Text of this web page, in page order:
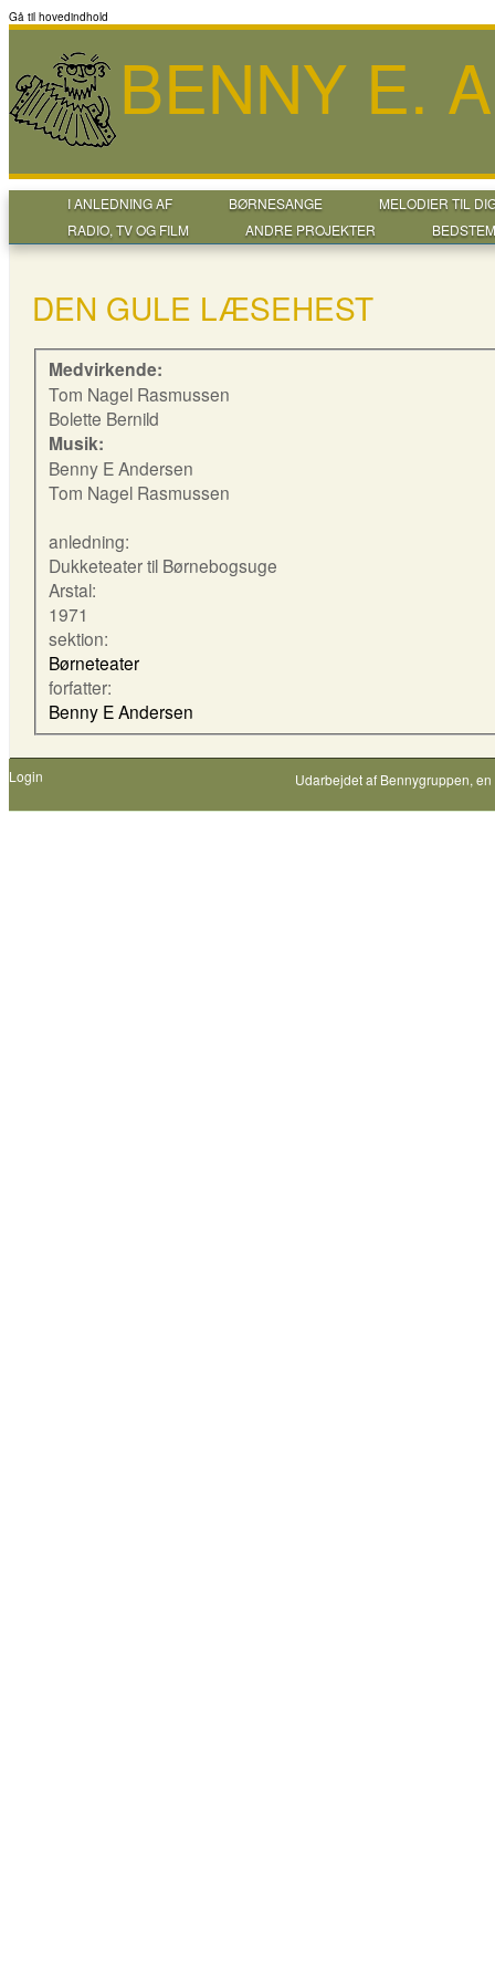
Gå til hovedindhold
BENNY E.
I ANLEDNING AF BØRNESANGE
MELODIER TIL
RADIO, TV OG FILM
ANDRE PROJEKTER
DEN GULE LÆSEHEST
Medvirkende:
Tom Nagel Rasmussen
Bolette Bernild
Musik:
Benny E Andersen
Tom Nagel Rasmussen
anledning:
Dukketeater til Børnebogsuge
Arstal:
1971
sektion:
Børneteater
forfatter:
Benny E Andersen
Login Udarbejdet af Bennygruppen,